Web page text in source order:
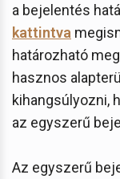
a bejelentés
kattintva
határozható
hasznos
kihangsúlyozni,
az egyszerű
Az egyszerű